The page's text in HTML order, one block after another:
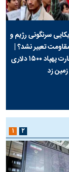
سرنگونی رژیم و
تعبیر نشد؟ |
پشت پرده تجارت پهپاد‌ ۱۵۰۰ دلاری
زد
۱ ۲